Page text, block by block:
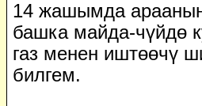
14 жашымда
башка майда-чүйдө
газ менен иштөөчү
билгем.